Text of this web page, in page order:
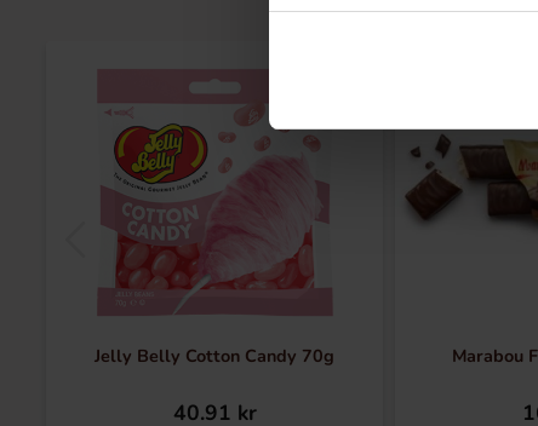
Jelly Belly Cotton Candy 70g
40.91 kr
Marabou